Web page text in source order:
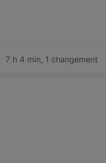
7 h 4 min, 1 changement